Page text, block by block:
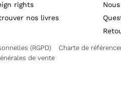
rights
nos livres
(RGPD) Charte de
de vente